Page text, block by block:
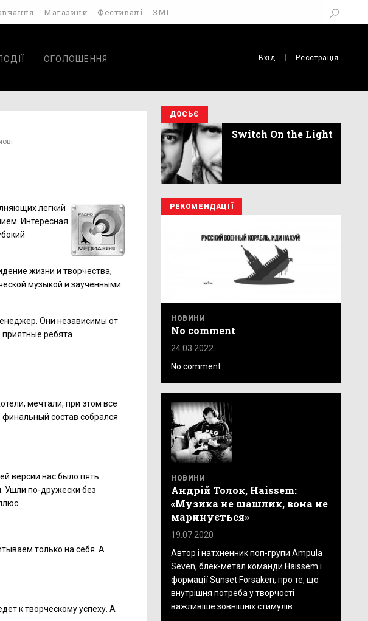
Магазини Фестивалі ЗМІ
ОГОЛОШЕННЯ Вхід Реєстрація
легкий
Интересная
жизни и творчества,
музыкой и заученными
Они независимы от
ребята.
мечтали, при этом все
финальный состав собрался
версии нас было пять
Ушли по-дружески без
только на себя. А
к творческому успеху. А
ДОСЬЄ
Switch On the Light
РЕКОМЕНДАЦІЇ
НОВИНИ
No comment
24.03.2022
No comment
НОВИНИ
Андрій Толок, Haissem:
«Музика не шашлик, вона не
маринується»
19.07.2020
Автор і натхненник поп-групи Ampula
Seven, блек-метал команди Haissem і
формації Sunset Forsaken, про те, що
внутрішня потреба у творчості
важливіше зовнішніх стимулів